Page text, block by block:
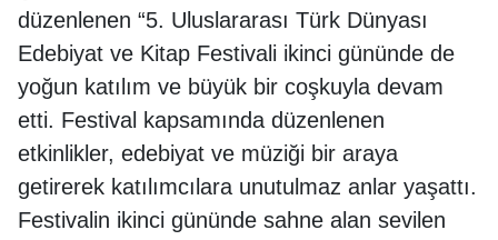
düzenlenen “5. Uluslararası Türk Dünyası
Edebiyat ve Kitap Festivali ikinci gününde de
yoğun katılım ve büyük bir coşkuyla devam
etti. Festival kapsamında düzenlenen
etkinlikler, edebiyat ve müziği bir araya
getirerek katılımcılara unutulmaz anlar yaşattı.
Festivalin ikinci gününde sahne alan sevilen